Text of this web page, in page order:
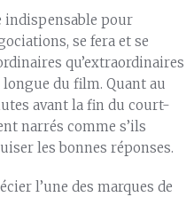
indispensable pour
se fera et se
qu’extraordinaires
du film. Quant au
avant la fin du court-
narrés comme s’ils
les bonnes réponses.
l’une des marques de